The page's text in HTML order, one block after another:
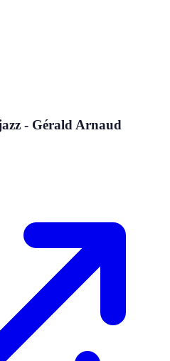
- Gérald Arnaud